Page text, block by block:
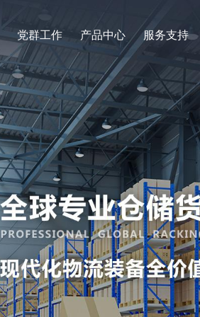
党群工作 产品中心 服务支持